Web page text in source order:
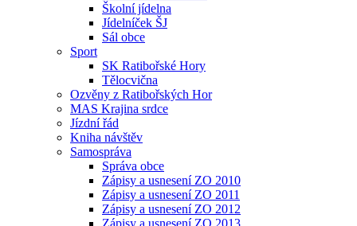
Školní jídelna
Jídelníček ŠJ
Sál obce
Sport
SK Ratibořské Hory
Tělocvična
Ozvěny z Ratibořských Hor
MAS Krajina srdce
Jízdní řád
Kniha návštěv
Samospráva
Správa obce
Zápisy a usnesení ZO 2010
Zápisy a usnesení ZO 2011
Zápisy a usnesení ZO 2012
Zápisy a usnesení ZO 2013